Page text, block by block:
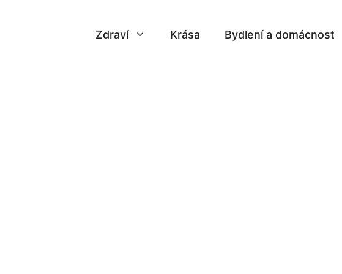
Zdraví Krása Bydlení a domácnost